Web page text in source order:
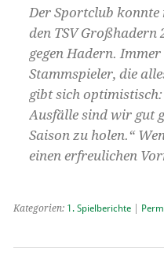
Der Sportclub konnte
den TSV Großhadern
gegen Hadern.
Stammspieler, die
gibt sich
Ausfälle sind wir gut
Saison zu holen.“
einen erfreulichen
Kategorien: 1. Spielberichte